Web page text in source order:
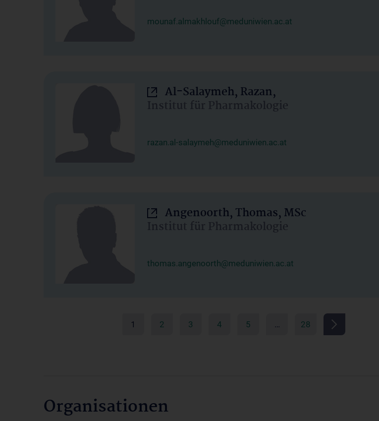
mounaf.almakhlouf@meduniwien.ac.at
Al-Salaymeh, Razan,
Institut für Pharmakologie
razan.al-salaymeh@meduniwien.ac.at
Angenoorth, Thomas, MSc
Institut für Pharmakologie
thomas.angenoorth@meduniwien.ac.at
1 2 3 4 5 … 28
Organisationen